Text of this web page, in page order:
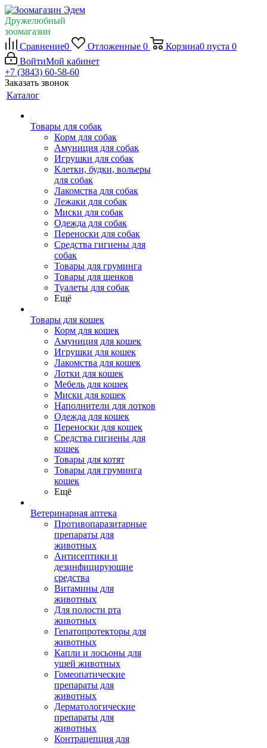
Дружелюбный
зоомагазин
Сравнение0 Отложенные 0 Корзина0 пуста 0
ВойтиМой кабинет
+7 (3843) 60-58-60
Заказать звонок
Каталог
Товары для собак
Корм для собак
Амуниция для собак
Игрушки для собак
Клетки, будки, вольеры
для собак
Лакомства для собак
Лежаки для собак
Миски для собак
Одежда для собак
Переноски для собак
Средства гигиены для
собак
Товары для груминга
Товары для щенков
Туалеты для собак
Ещё
Товары для кошек
Корм для кошек
Амуниция для кошек
Игрушки для кошек
Лакомства для кошек
Лотки для кошек
Мебель для кошек
Миски для кошек
Наполнители для лотков
Одежда для кошек
Переноски для кошек
Средства гигиены для
кошек
Товары для котят
Товары для груминга
кошек
Ещё
Ветеринарная аптека
Противопаразитарные
препараты для
животных
Антисептики и
дезинфицирующие
средства
Витамины для
животных
Для полости рта
животных
Гепатопротекторы для
животных
Капли и лосьоны для
ушей животных
Гомеопатические
препараты для
животных
Дерматологические
препараты для
животных
Контрацепция для